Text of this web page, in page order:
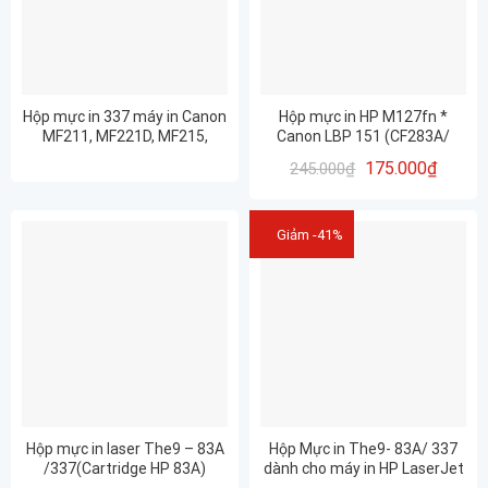
Hộp mực in 337 máy in Canon
MF211, MF221D, MF215,
Hộp mực in HP M127fn *
Canon LBP 151 (CF283A/
PROSPECT
245.000₫ 175.000₫
Hộp mực in laser The9 – 83A
/337(Cartridge HP 83A)
Giảm -41%
Hộp Mực in The9- 83A/ 337
dành cho máy in HP LaserJet